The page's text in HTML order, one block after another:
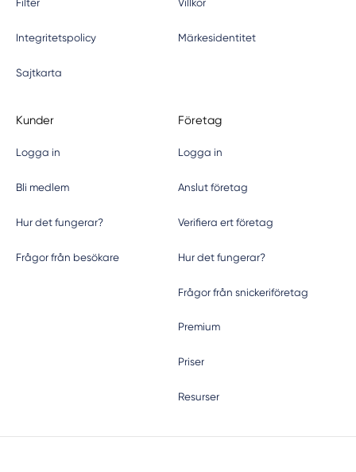
Filter Villkor
Integritetspolicy Märkesidentitet
Sajtkarta
Kunder
Logga in
Bli medlem
Hur det fungerar?
Frågor från besökare
Företag
Logga in
Anslut företag
Verifiera ert företag
Hur det fungerar?
Frågor från snickeriföretag
Premium
Priser
Resurser